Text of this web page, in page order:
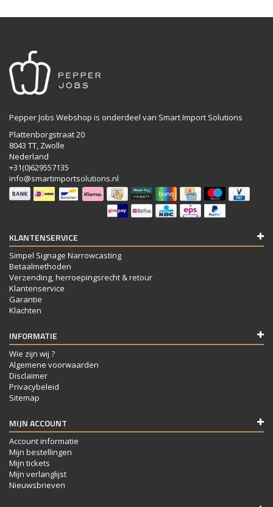
Pepper Jobs Webshop is onderdeel van Smart Import Solutions
Plattenborgstraat 20
8043 TT, Zwolle
Nederland
+31(0)629557135
info@smartimportsolutions.nl
KLANTENSERVICE
Simpel Signage Narrowcasting
Betaalmethoden
Verzending, herroepingsrecht & retour
Klantenservice
Garantie
Klachten
INFORMATIE
Wie zijn wij ?
Algemene voorwaarden
Disclaimer
Privacybeleid
Sitemap
MIJN ACCOUNT
Account informatie
Mijn bestellingen
Mijn tickets
Mijn verlanglijst
Nieuwsbrieven